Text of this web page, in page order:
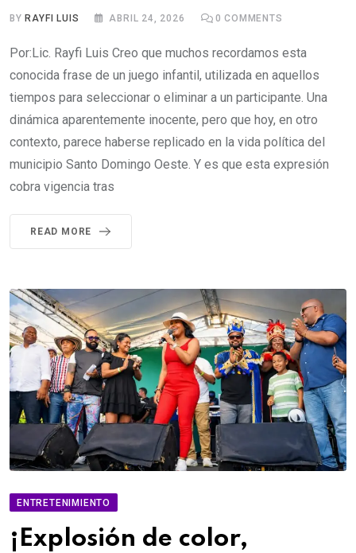
BYRAYFI LUIS ABRIL 24, 2026 0 COMMENTS
Por:Lic. Rayfi Luis Creo que muchos recordamos esta
conocida frase de un juego infantil, utilizada en aquellos
tiempos para seleccionar o eliminar a un participante. Una
dinámica aparentemente inocente, pero que hoy, en otro
contexto, parece haberse replicado en la vida política del
municipio Santo Domingo Oeste. Y es que esta expresión
cobra vigencia tras
READ MORE
ENTRETENIMIENTO
¡Explosión de color,